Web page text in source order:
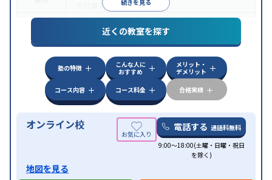
続きを見る
英検(英語検定)対策
中高一貫校生に対応授業の振替可能オンライン対
自習室あり
近くの教室を探す
塾の特徴
こんな人に
おすすめ
メリット・
デメリット
コース内容
コース料金 合格実績
オンライン校 電話する 通話料無料
9:00～18:00(土曜・日曜・祝日
を除く)
地図を見る